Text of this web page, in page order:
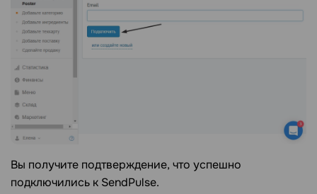
Вы получите подтверждение, что успешно
подключились к SendPulse.